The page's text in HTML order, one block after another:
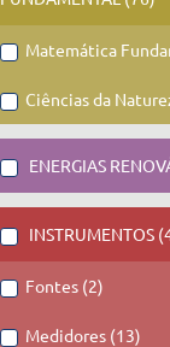
Matemática
Ciências da
ENERGIAS
INSTRUMENTOS
Fontes (2)
Medidores (13)